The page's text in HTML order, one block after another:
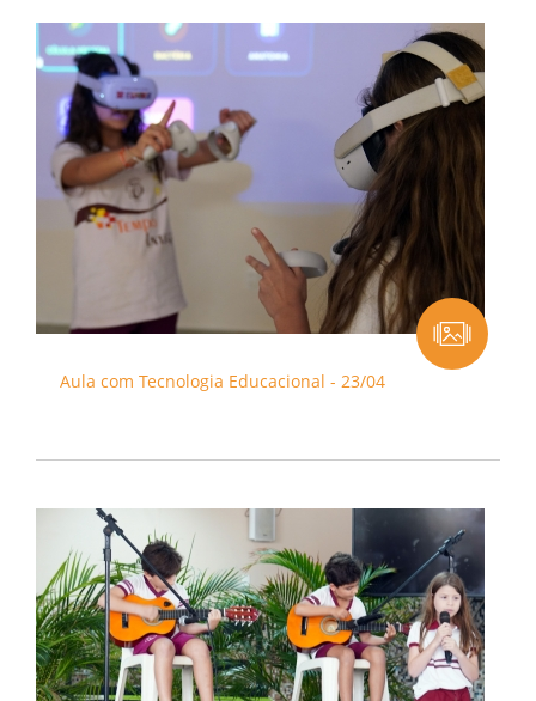
Aula com Tecnologia Educacional - 23/04